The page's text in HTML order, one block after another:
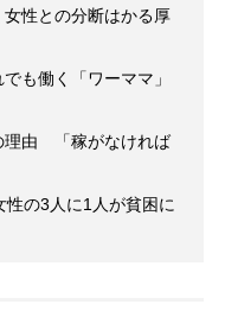
性との分断はかる厚
も働く「ワーママ」
理由 「稼がなければ
の3人に1人が貧困に